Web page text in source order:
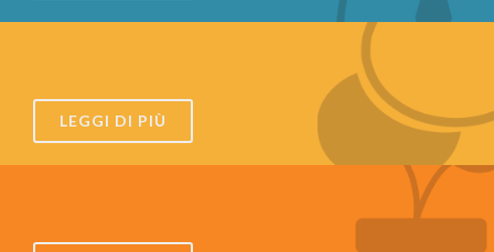
LEGGI DI PIÙ